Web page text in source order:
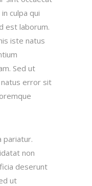
culpa qui
est laborum.
iste natus
Sed ut
error sit
pariatur.
non
deserunt
ut